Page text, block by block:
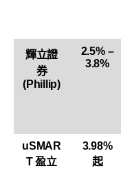
輝立證
券
(Phillip)
2.5% –
3.8%
uSMAR
T 盈立
3.98%
起